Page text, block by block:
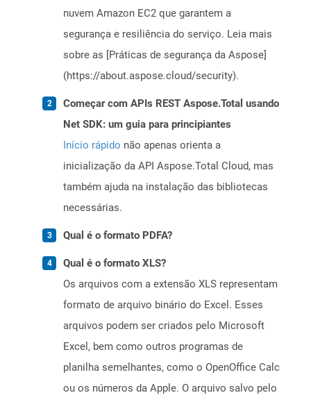
nuvem Amazon EC2 que garantem a
segurança e resiliência do serviço. Leia mais
sobre as [Práticas de segurança da Aspose]
(https://about.aspose.cloud/security).
Começar com APIs REST Aspose.Total usando
Net SDK: um guia para principiantes
Início rápido não apenas orienta a
inicialização da API Aspose.Total Cloud, mas
também ajuda na instalação das bibliotecas
necessárias.
Qual é o formato PDFA?
Qual é o formato XLS?
Os arquivos com a extensão XLS representam
formato de arquivo binário do Excel. Esses
arquivos podem ser criados pelo Microsoft
Excel, bem como outros programas de
planilha semelhantes, como o OpenOffice Calc
ou os números da Apple. O arquivo salvo pelo